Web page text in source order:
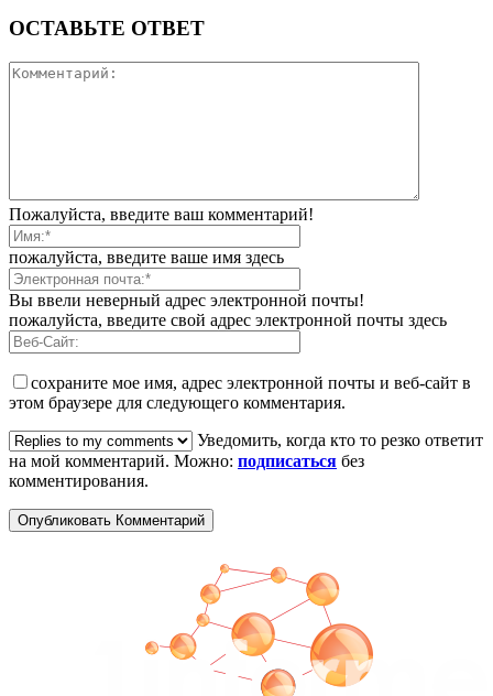
ОСТАВЬТЕ ОТВЕТ
Пожалуйста, введите ваш комментарий!
пожалуйста, введите ваше имя здесь
Вы ввели неверный адрес электронной почты!
пожалуйста, введите свой адрес электронной почты здесь
сохраните мое имя, адрес электронной почты и веб-сайт в
этом браузере для следующего комментария.
Уведомить, когда кто то резко ответит
на мой комментарий. Можно: подписаться без
комментирования.